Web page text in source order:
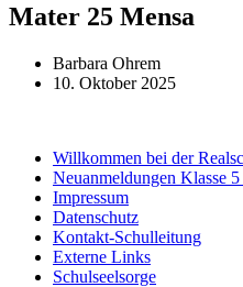
Mater 25 Mensa
Barbara Ohrem
10. Oktober 2025
Willkommen bei der
Neuanmeldungen Klasse
Impressum
Datenschutz
Kontakt-Schulleitung
Externe Links
Schulseelsorge